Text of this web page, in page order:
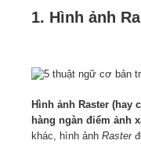
1. Hình ảnh
Hình ảnh Raster
hàng ngàn điểm ảnh
khác, hình ảnh Raster